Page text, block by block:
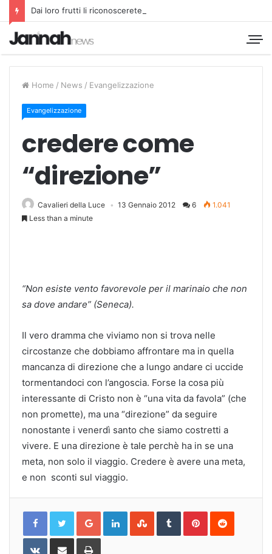
Dai loro frutti li riconoscerete
Home / News / Evangelizzazione
Evangelizzazione
credere come
“direzione”
Cavalieri della Luce 13 Gennaio 2012 6
1.041
Less than a minute
“Non esiste vento favorevole per il marinaio che non
sa dove andare” (Seneca).
Il vero dramma che viviamo non si trova nelle
circostanze che dobbiamo affrontare ma in quella
mancanza di direzione che a lungo andare ci uccide
tormentandoci con l’angoscia. Forse la cosa più
interessante di Cristo non è “una vita da favola” (che
non promette), ma una “direzione” da seguire
nonostante i venerdì santo che siamo costretti a
vivere. E una direzione è tale perchè ha in se una
meta, non solo il viaggio. Credere è avere una meta,
e non sconti sul viaggio.
Google+LinkedInStumbleUpon
TumblrPinterestReddit
VKontakteShare Print